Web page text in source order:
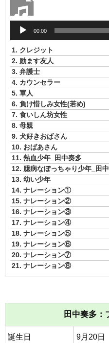
プ
レ
ー
ヤ
ー
00:00
1. クレジット
2. 励ます友人
3. 弁護士
4. カウンセラー
5. 軍人
6. 負け惜しみ女性(若め)
7. 食いしん坊女性
8. 母親
9. 犬好きおばさん
10. おばあさん
11. 熱血少年_田中奏多
12. 臆病なぽっちゃり少年_田
13. 幼い少年
14. ナレーション①
15. ナレーション②
16. ナレーション③
17. ナレーション④
18. ナレーション⑤
19. ナレーション⑥
20. ナレーション⑦
21. ナレーション⑧
田中奏多：
誕生日 9月20日